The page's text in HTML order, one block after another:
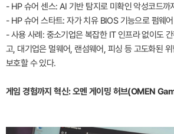
- HP 슈어 센스: AI 기반 탐지로 미확인 악성코드까
- HP 슈어 스타트: 자가 치유 BIOS 기능으로 펌웨
- 사용 사례: 중소기업은 복잡한 IT 인프라 없이도
고, 대기업은 멀웨어, 랜섬웨어, 피싱 등 고도화된
보호할 수 있다.
게임 경험까지 혁신: 오멘 게이밍 허브(OMEN